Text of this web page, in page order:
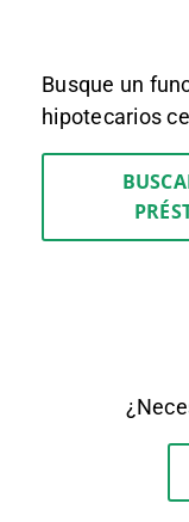
Busque un
hipotecarios